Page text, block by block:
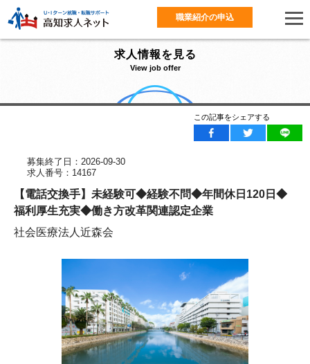
職業紹介の申込
求人情報を見る
View job offer
この記事をシェアする
募集終了日：2026-09-30
求人番号：14167
【電話交換手】未経験可◆経験不問◆年間休日120日◆
福利厚生充実◆働き方改革関連認定企業
社会医療法人近森会